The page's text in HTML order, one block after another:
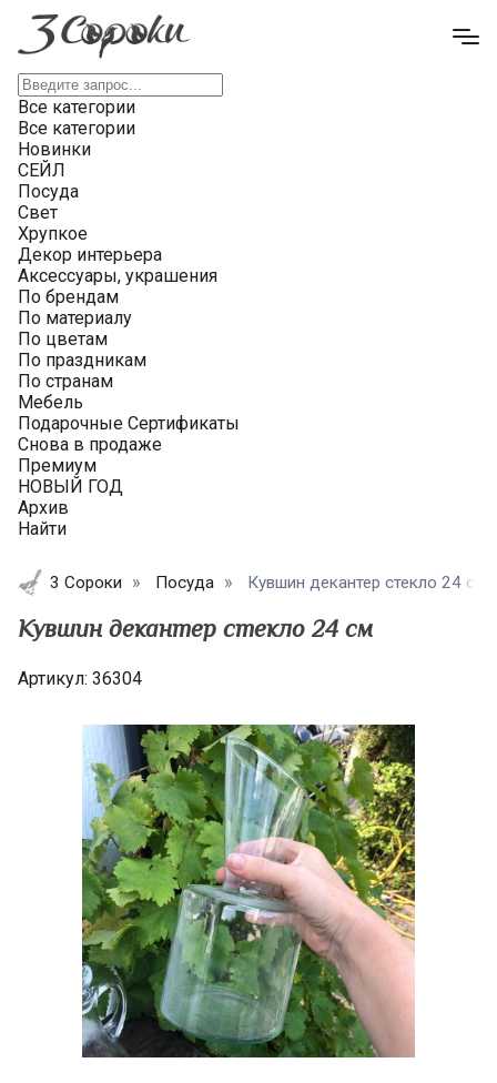
Все категории
Все категории
Новинки
СЕЙЛ
Посуда
Свет
Хрупкое
Декор интерьера
Аксессуары, украшения
По брендам
По материалу
По цветам
По праздникам
По странам
Мебель
Подарочные Сертификаты
Снова в продаже
Премиум
НОВЫЙ ГОД
Архив
Найти
3 Сороки Посуда Кувшин декантер стекло 24
Кувшин декантер стекло 24 см
Артикул: 36304